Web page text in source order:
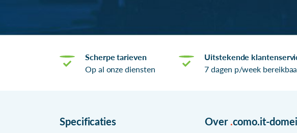
Scherpe tarieven
Op al onze diensten
Uitstekende
7 dagen p/week
Specificaties Over .como.it-